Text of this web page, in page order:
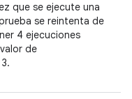
que se ejecute una
se reintenta de
4 ejecuciones
de